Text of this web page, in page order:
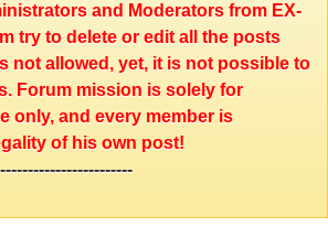
and Moderators from EX-
try to delete or edit all the posts
not allowed, yet, it is not possible to
Forum mission is solely for
only, and every member is
of his own post!